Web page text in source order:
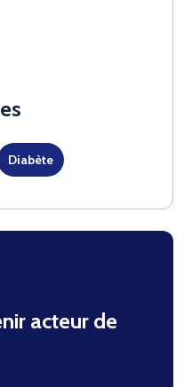
Diabète
acteur de